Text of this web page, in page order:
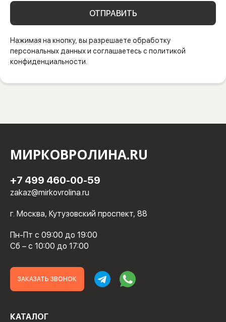
ОТПРАВИТЬ
Нажимая на кнопку, вы разрешаете обработку
персональных данных и соглашаетесь с политикой
конфиденциальности.
МИРКОВРОЛИНА.RU
+7 499 460-00-59
zakaz@mirkovrolina.ru
г. Москва, Кутузовский проспект, 88
Пн-Пт с 09:00 до 19:00
Сб – с 10:00 до 17:00
ЗАКАЗАТЬ ЗВОНОК
КАТАЛОГ